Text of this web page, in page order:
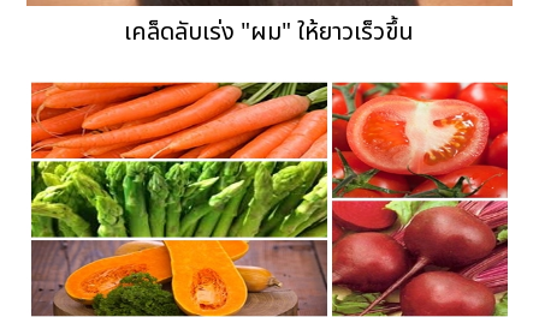
เคล็ดลับเร่ง "ผม" ให้ยาวเร็วขึ้น